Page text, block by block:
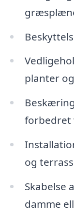
planter
forbedret
og
Skabelse
damme